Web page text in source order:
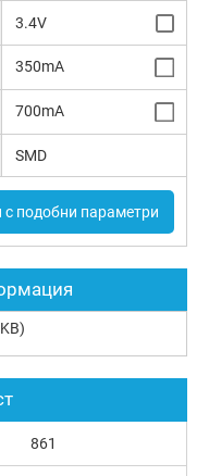
3.4V
350mA
700mA
SMD
с подобни параметри
861